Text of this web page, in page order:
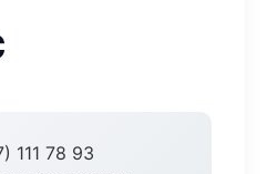
111 78 93